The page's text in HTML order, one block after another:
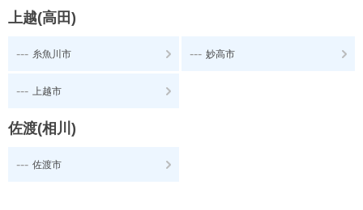
上越(高田)
--- 糸魚川市 --- 妙高市
--- 上越市
佐渡(相川)
--- 佐渡市